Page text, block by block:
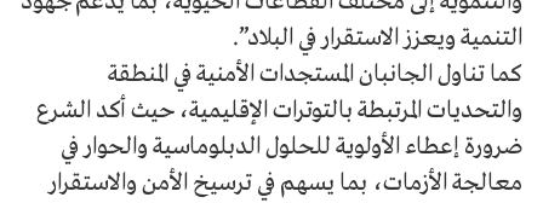
التنمية ويعزز الاستقرار في البلاد”.
كما تناول الجانبان المستجدات الأمنية في المنطقة
والتحديات المرتبطة بالتوترات الإقليمية، حيث أكد الشرع
ضرورة إعطاء الأولوية للحلول الدبلوماسية والحوار في
معالجة الأزمات، بما يسهم في ترسيخ الأمن والاستقرار